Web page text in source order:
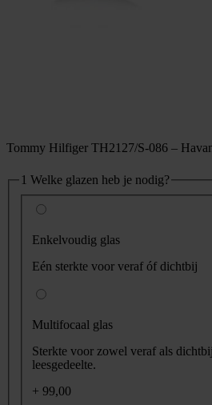
Tommy Hilfiger TH2127/S-086 –
1 Welke glazen heb je nodig?
Enkelvoudig glas
Eén sterkte voor veraf óf dichtbij
Multifocaal glas
Sterkte voor zowel veraf als
leesgedeelte.
+ 99,00